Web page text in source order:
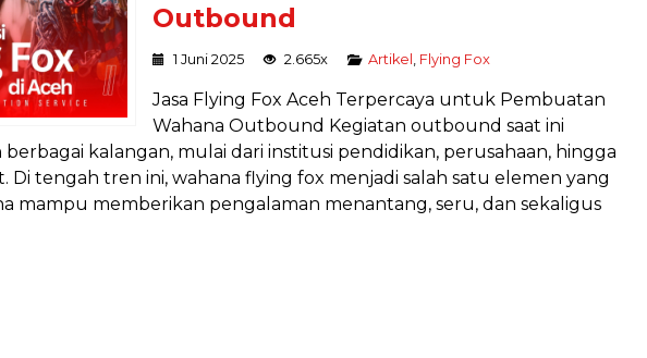
Outbound
1 Juni 2025 2.665x Artikel Flying Fox
Jasa Flying Fox Aceh Terpercaya untuk Pembuatan
Wahana Outbound Kegiatan outbound saat ini
kalangan, mulai dari institusi pendidikan, perusahaan, hingga
Di tengah tren ini, wahana flying fox menjadi salah satu elemen yang
mampu memberikan pengalaman menantang, seru, dan sekaligus